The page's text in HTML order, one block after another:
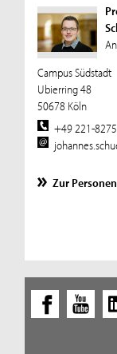
Campus Südstadt
Ubierring 48
50678 Köln
+49 221-
Zur